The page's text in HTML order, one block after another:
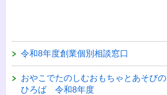
令和8年度創業個別相談窓口
おやこでたのしむおもちゃとあそびの
ひろば 令和8年度